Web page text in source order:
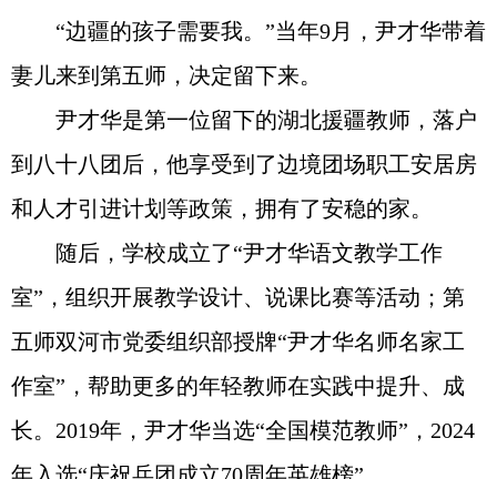
“边疆的孩子需要我。”当年9月，尹才华带着
妻儿来到第五师，决定留下来。
尹才华是第一位留下的湖北援疆教师，落户
到八十八团后，他享受到了边境团场职工安居房
和人才引进计划等政策，拥有了安稳的家。
随后，学校成立了“尹才华语文教学工作
室”，组织开展教学设计、说课比赛等活动；第
五师双河市党委组织部授牌“尹才华名师名家工
作室”，帮助更多的年轻教师在实践中提升、成
长。2019年，尹才华当选“全国模范教师”，2024